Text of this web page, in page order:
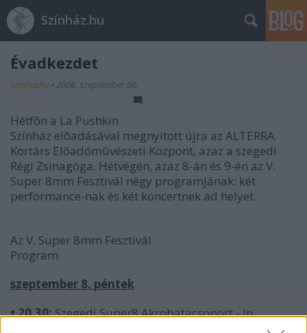
Színház.hu
Évadkezdet
szinhazhu • 2006. szeptember 06.
Hétfõn a La Pushkin
Színház elõadásával megnyitott újra az ALTERRA
Kortárs Elõadómûvészeti Központ, azaz a szegedi
Régi Zsinagóga. Hétvégén, azaz 8-án és 9-én az V.
Super 8mm Fesztivál négy programjának: két
performance-nak és két koncertnek ad helyet.
Az V. Super 8mm Fesztivál
Program
szeptember 8. péntek
• 20.30:Szegedi Super8 Akrobatacsoport - In